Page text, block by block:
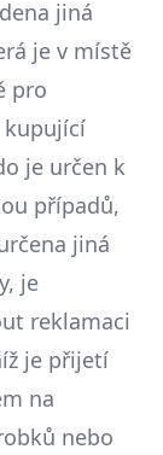
jiná
je v místě
pro
je určen k
případů,
jiná
je
reklamaci
je přijetí
na
nebo